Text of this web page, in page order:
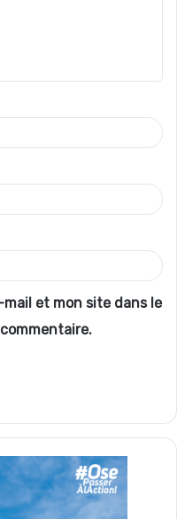
et mon site dans le